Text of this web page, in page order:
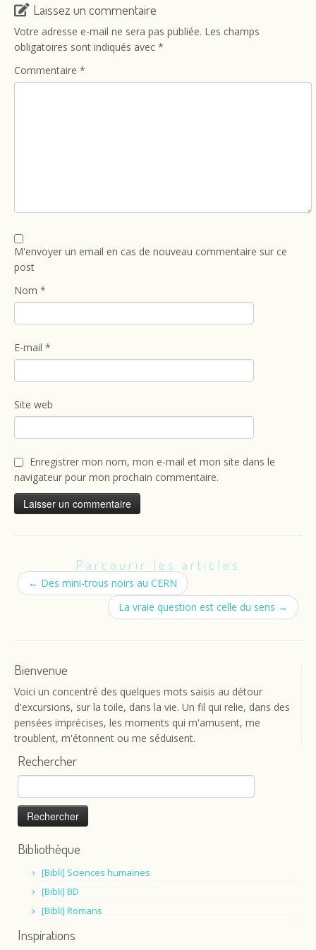
Laissez un commentaire
Votre adresse e-mail ne sera pas publiée. Les champs
obligatoires sont indiqués avec *
Commentaire *
M'envoyer un email en cas de nouveau commentaire sur ce
post
Nom *
E-mail *
Site web
Enregistrer mon nom, mon e-mail et mon site dans le
navigateur pour mon prochain commentaire.
Parcourir les articles
← Des mini-trous noirs au CERN
La vraie question est celle du sens →
Bienvenue
Voici un concentré des quelques mots saisis au détour
d'excursions, sur la toile, dans la vie. Un fil qui relie, dans des
pensées imprécises, les moments qui m'amusent, me
troublent, m'étonnent ou me séduisent.
Rechercher
Rechercher :
Bibliothèque
[Bibli] Sciences humaines
[Bibli] BD
[Bibli] Romans
Inspirations